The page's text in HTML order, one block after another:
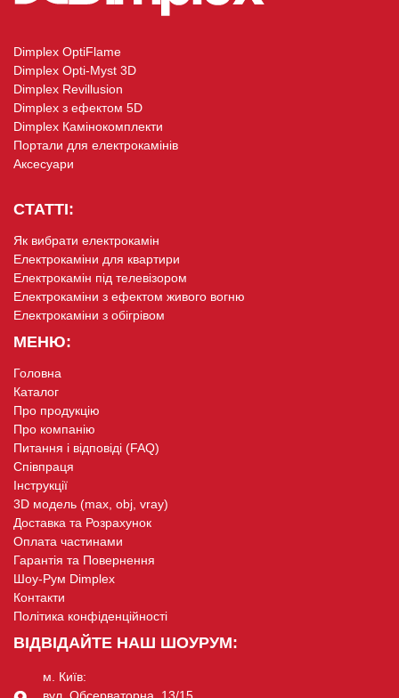
Dimplex OptiFlame
Dimplex Opti-Myst 3D
Dimplex Revillusion
Dimplex з ефектом 5D
Dimplex Камінокомплекти
Портали для електрокамінів
Аксесуари
СТАТТІ:
Як вибрати електрокамін
Електрокаміни для квартири
Електрокамін під телевізором
Електрокаміни з ефектом живого вогню
Електрокаміни з обігрівом
МЕНЮ:
Головна
Каталог
Про продукцію
Про компанію
Питання і відповіді (FAQ)
Співпраця
Інструкції
3D модель (max, obj, vray)
Доставка та Розрахунок
Оплата частинами
Гарантія та Повернення
Шоу-Рум Dimplex
Контакти
Політика конфіденційності
ВІДВІДАЙТЕ НАШ ШОУРУМ:
м. Київ:
вул. Обсерваторна, 13/15